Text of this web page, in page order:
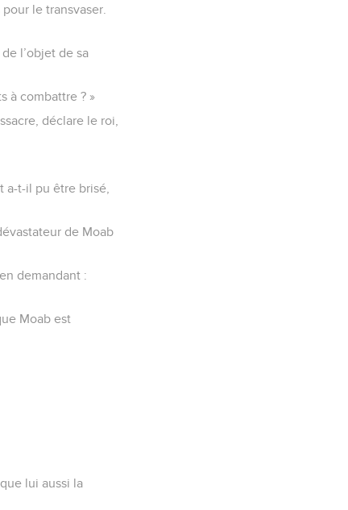
le transvaser.
l’objet de sa
à combattre ? »
déclare le roi,
a-t-il pu être brisé,
de Moab
demandant :
Moab est
lui aussi la